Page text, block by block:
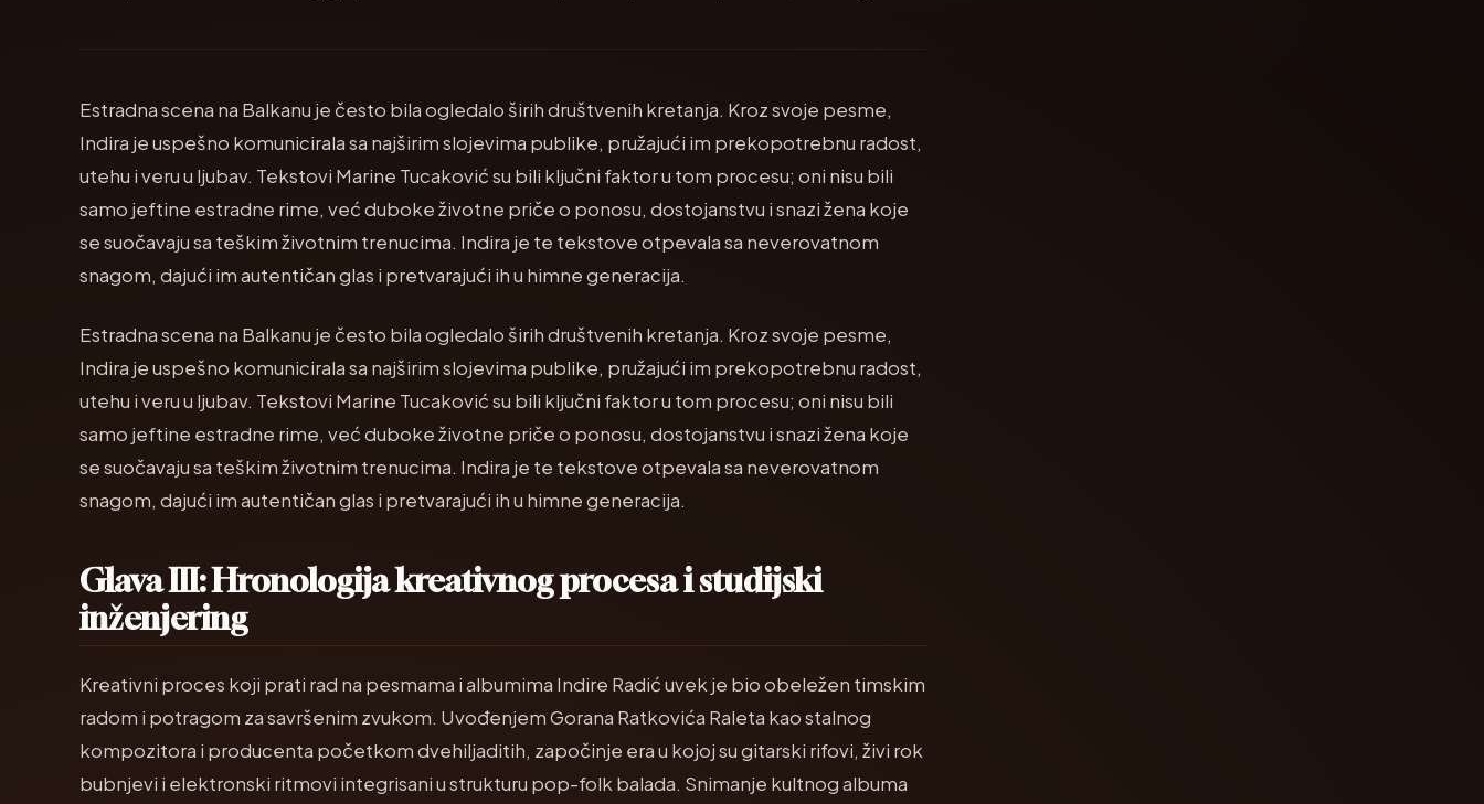
Estradna scena na Balkanu je često bila ogledalo širih društvenih kretanja. Kroz svoje pesme,
Indira je uspešno komunicirala sa najširim slojevima publike, pružajući im prekopotrebnu radost,
utehu i veru u ljubav. Tekstovi Marine Tucaković su bili ključni faktor u tom procesu; oni nisu bili
samo jeftine estradne rime, već duboke životne priče o ponosu, dostojanstvu i snazi žena koje
se suočavaju sa teškim životnim trenucima. Indira je te tekstove otpevala sa neverovatnom
snagom, dajući im autentičan glas i pretvarajući ih u himne generacija.
Estradna scena na Balkanu je često bila ogledalo širih društvenih kretanja. Kroz svoje pesme,
Indira je uspešno komunicirala sa najširim slojevima publike, pružajući im prekopotrebnu radost,
utehu i veru u ljubav. Tekstovi Marine Tucaković su bili ključni faktor u tom procesu; oni nisu bili
samo jeftine estradne rime, već duboke životne priče o ponosu, dostojanstvu i snazi žena koje
se suočavaju sa teškim životnim trenucima. Indira je te tekstove otpevala sa neverovatnom
snagom, dajući im autentičan glas i pretvarajući ih u himne generacija.
Glava III: Hronologija kreativnog procesa i studijski
inženjering
Kreativni proces koji prati rad na pesmama i albumima Indire Radić uvek je bio obeležen timskim
radom i potragom za savršenim zvukom. Uvođenjem Gorana Ratkovića Raleta kao stalnog
kompozitora i producenta početkom dvehiljaditih, započinje era u kojoj su gitarski rifovi, živi rok
bubnjevi i elektronski ritmovi integrisani u strukturu pop-folk balada. Snimanje kultnog albuma